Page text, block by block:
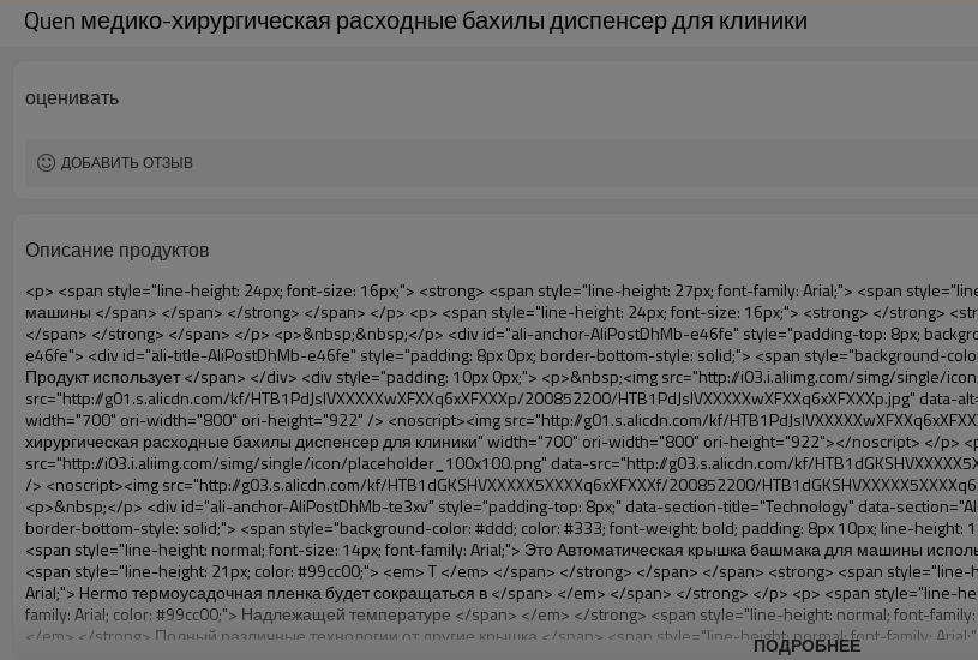
Quen медико-хирургическая расходные бахилы диспенсер для клиники
оценивать
ДОБАВИТЬ ОТЗЫВ
Описание продуктов
<p> <span style="line-height: 24px; font-size: 16px;"> <strong> <span style="line-height: 27px; font-family: Arial;"> <span style="line-height: 24px;"> Название продукта: Автоматическая крышка башмака для машины </span> </span> </strong> </span> </p> <p> <span style="line-height: 24px; font-size: 16px;"> <strong> </strong> <strong> <span style="line-height: 24px; font-family: Arial;"> Модель нет.: XT-46B (я) </span> </strong> </span> </p> <p>&nbsp;&nbsp;</p> <div id="ali-anchor-AliPostDhMb-e46fe" style="padding-top: 8px; background-color: #f5f5f5;" data-section-title="Product Uses" data-section="AliPostDhMb-e46fe"> <div id="ali-title-AliPostDhMb-e46fe" style="padding: 8px 0px; border-bottom-style: solid;"> <span style="background-color: #ddd; color: #333; font-weight: bold; padding: 8px 10px; line-height: 12px;"> Продукт использует </span> </div> <div style="padding: 10px 0px;"> <p>&nbsp;<img src="http://i03.i.aliimg.com/simg/single/icon/placeholder_100x100.png" data-src="http://g01.s.alicdn.com/kf/HTB1PdJsIVXXXXXwXFXXq6xXFXXXp/200852200/HTB1PdJsIVXXXXXwXFXXq6xXFXXXp.jpg" data-alt="Quen медико-хирургическая расходные бахилы диспенсер для клиники" width="700" ori-width="800" ori-height="922" /> <noscript><img src="http://g01.s.alicdn.com/kf/HTB1PdJsIVXXXXXwXFXXq6xXFXXXp/200852200/HTB1PdJsIVXXXXXwXFXXq6xXFXXXp.jpg" alt="Quen медико-хирургическая расходные бахилы диспенсер для клиники" width="700" ori-width="800" ori-height="922"></noscript> </p> <p>&nbsp;</p> <p><img src="http://i03.i.aliimg.com/simg/single/icon/placeholder_100x100.png" data-src="http://g03.s.alicdn.com/kf/HTB1dGKSHVXXXXX5XXXXq6xXFXXXf/200852200/HTB1dGKSHVXXXXX5XXXXq6xXFXXXf.jpg" width="700" /> <noscript><img src="http://g03.s.alicdn.com/kf/HTB1dGKSHVXXXXX5XXXXq6xXFXXXf/200852200/HTB1dGKSHVXXXXX5XXXXq6xXFXXXf.jpg" width="700"></noscript> </p> </div> </div> <p>&nbsp;</p> <p>&nbsp;</p> <div id="ali-anchor-AliPostDhMb-te3xv" style="padding-top: 8px;" data-section-title="Technology" data-section="AliPostDhMb-te3xv"> <div id="ali-title-AliPostDhMb-te3xv" style="padding: 8px 0px; border-bottom-style: solid;"> <span style="background-color: #ddd; color: #333; font-weight: bold; padding: 8px 10px; line-height: 12px;"> Технологии </span> </div> <div style="padding: 10px 0px;"> <p>&nbsp; <span style="line-height: normal; font-size: 14px; font-family: Arial;"> Это Автоматическая крышка башмака для машины использует принцип, что <span style="line-height: 21px; color: #0000ff;"> <strong> <span style="line-height: 21px; color: #99cc00;"> <em> T </em> </span> </strong> </span> </span> <strong> <span style="line-height: 21px; color: #99cc00;"> <em> <span style="line-height: normal; font-family: Arial;"> Hermo термоусадочная пленка будет сокращаться в </span> </em> </span> </strong> </p> <p> <span style="line-height: 21px; font-size: 14px;"> <strong> <em> <span style="line-height: normal; font-family: Arial; color: #99cc00;"> Надлежащей температуре </span> </em> </strong> <span style="line-height: normal; font-family: Arial;"> <strong> <em> <span style="line-height: 21px; color: #99cc00;"> . </span> </em> </strong> Полный различные технологии от другие крышка </span> <span style="line-height: normal; font-family: Arial;"> Машина </span> <span style="line-height: normal; font-family: Arial;"> . </span> </span> </p> <p> <span style="line-height: 21px; font-size: 14px;"> <span style="line-height: normal; font-family: Arial;"> Он может <span style="line-height: 21px; color: #0000ff;"> </span> </span> <em> <span style="line-height: normal; font-weight: bold; font-family: Arial; color: #99cc00;"> Автоматически </span> </em> <span style="line-height: normal; font-family: Arial;"> <em> <span style="line-height: 21px; color: #99cc00;"> </span> </em> Выходы и порезы фильм ПВХ и </span> <em> <span style="line-height: normal; font-weight: bold; font-family: Arial; color: #99cc00;"> Обеспечить горячего воздуха. </span> </em> </span> </p> <p><br> <strong> <span style="line-height: 21px; font-size: 14px;"> <span style="line-height: normal; font-family: Arial;"> Это </span> <span style="line-height: 18px;"> <span style="line-height: normal; font-family: Arial;"> Только три </span> </span> <span style="line-height: normal; font-family: Arial;"> Секунд, чтобы сделать пленка ПВХ в обуви и обертывания людей обувь </span> <span style="line-height: normal; font-family: Arial;"> . </span> </span> </strong> </p> <p>&nbsp;</p> <p>&nbsp;</p> <p> <strong> <span style="line-height: 36px; color: #99cc00; font-size: 24px;"> <em> <span style="line-height: 21px;"> <span style="line-height: normal; font-family: Arial;"> Автоматическая крышка башмака для машины </span> </span> </em> </span> </strong> </p> <p> <span style="line-height: 27px; font-size: 18px; color: #99cc00;"> <em> <span style="line-height: 21px;"> <span style="line-height: normal; font-family: Arial;"> Чтобы обеспечить чистую окружающей среды! </span> </span> </em> </span> </p> <p><span style="line-height: 18px; background-color: #f5f5f5;">&nbsp;</span></p> </div> </div> <div id="ali-anchor-AliPostDhMb-e0wuz" style="padding-top: 8px;" data-section-title="Product Description" data-section="AliPostDhMb-e0wuz"> <div id="ali-title-AliPostDhMb-e0wuz" style="padding: 8px 0px; border-bottom-style: solid;"> <span style="background-color: #ddd; color: #333; font-weight: bold; padding: 8px 10px; line-height: 12px;"> Описание продукта </span> </div> <div style="padding: 10px 0px;"><p><img src="http://i03.i.aliimg.com/simg/single/icon/placeholder_100x100.png" data-src="http://g01.s.alicdn.com/kf/HTB1QRdpIVXXXXbbXVXXq6xXFXXXM/200852200/HTB1QRdpIVXXXXbbXVXXq6xXFXXXM.jpg" data-alt="Quen медико-хирургическая расходные бахилы диспенсер для клиники" width="700"
ПОДРОБНЕЕ